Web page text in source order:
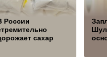
России
сахар